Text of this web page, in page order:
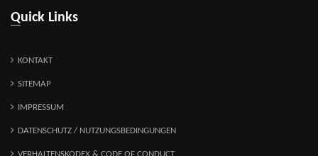
Quick Links
KONTAKT
SITEMAP
IMPRESSUM
DATENSCHUTZ / NUTZUNGSBEDINGUNGEN
VERHALTENSKODEX & CODE OF CONDUCT